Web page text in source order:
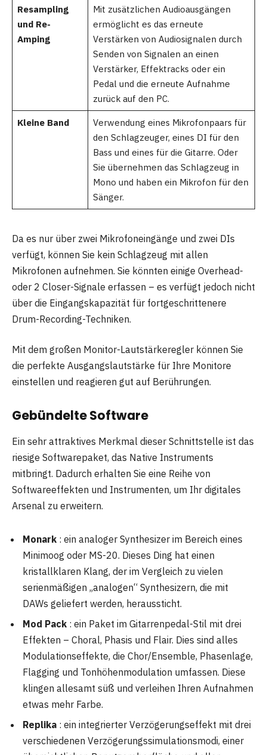
Resampling
und Re-
Amping
Mit zusätzlichen Audioausgängen
ermöglicht es das erneute
Verstärken von Audiosignalen durch
Senden von Signalen an einen
Verstärker, Effektracks oder ein
Pedal und die erneute Aufnahme
zurück auf den PC.
Kleine Band
Verwendung eines Mikrofonpaars für
den Schlagzeuger, eines DI für den
Bass und eines für die Gitarre. Oder
Sie übernehmen das Schlagzeug in
Mono und haben ein Mikrofon für den
Sänger.
Da es nur über zwei Mikrofoneingänge und zwei DIs
verfügt, können Sie kein Schlagzeug mit allen
Mikrofonen aufnehmen. Sie könnten einige Overhead-
oder 2 Closer-Signale erfassen – es verfügt jedoch nicht
über die Eingangskapazität für fortgeschrittenere
Drum-Recording-Techniken.
Mit dem großen Monitor-Lautstärkeregler können Sie
die perfekte Ausgangslautstärke für Ihre Monitore
einstellen und reagieren gut auf Berührungen.
Gebündelte Software
Ein sehr attraktives Merkmal dieser Schnittstelle ist das
riesige Softwarepaket, das Native Instruments
mitbringt. Dadurch erhalten Sie eine Reihe von
Softwareeffekten und Instrumenten, um Ihr digitales
Arsenal zu erweitern.
Monark : ein analoger Synthesizer im Bereich eines
Minimoog oder MS-20. Dieses Ding hat einen
kristallklaren Klang, der im Vergleich zu vielen
serienmäßigen „analogen“ Synthesizern, die mit
DAWs geliefert werden, heraussticht.
Mod Pack : ein Paket im Gitarrenpedal-Stil mit drei
Effekten – Choral, Phasis und Flair. Dies sind alles
Modulationseffekte, die Chor/Ensemble, Phasenlage,
Flagging und Tonhöhenmodulation umfassen. Diese
klingen allesamt süß und verleihen Ihren Aufnahmen
etwas mehr Farbe.
Replika : ein integrierter Verzögerungseffekt mit drei
verschiedenen Verzögerungssimulationsmodi, einer